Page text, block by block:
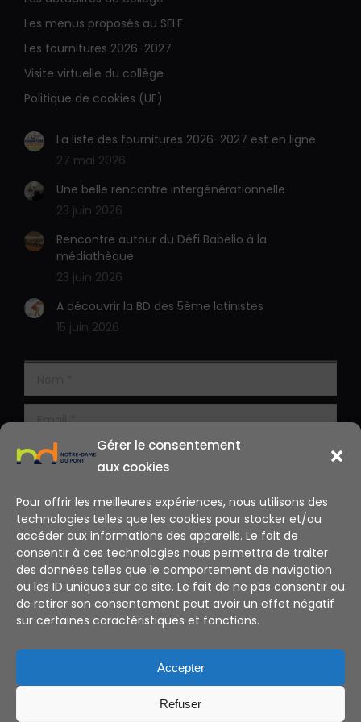
Gérer le consentement
aux cookies
Pour offrir les meilleures expériences, nous utilisons des
technologies telles que les cookies pour stocker et/ou
accéder aux informations des appareils. Le fait de
consentir à ces technologies nous permettra de traiter
des données telles que le comportement de navigation
ou les ID uniques sur ce site. Le fait de ne pas consentir ou
de retirer son consentement peut avoir un effet négatif
sur certaines caractéristiques et fonctions.
Accepter
Refuser
s'ouvre
dans
une
fenêtre
s'ouvre
dans
une
fenêtre
Les menus proposés au SELF
Les fournitures 2026-2027
Visite virtuelle du collège
Politique de cookies (UE)
La liste des fournitures 2026-2027 est en ligne
27 mai 2026
Une belle rencontre intergénérationnelle
23 juin 2026
Rencontre autour du Défi Babelio à la
médiathèque
23 juin 2026
A découvrir la BD des 5ème latinistes
15 juin 2026
Alternative: